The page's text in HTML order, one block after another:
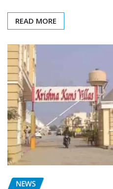
READ MORE
NEWS